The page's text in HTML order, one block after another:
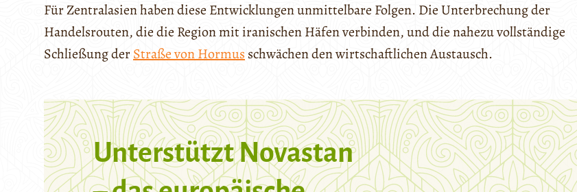
Für Zentralasien haben diese Entwicklungen unmittelbare Folgen. Die Unterbrechung der
Handelsrouten, die die Region mit iranischen Häfen verbinden, und die nahezu vollständige
Schließung derStraße von Hormusschwächen den wirtschaftlichen Austausch.
Unterstützt Novastan